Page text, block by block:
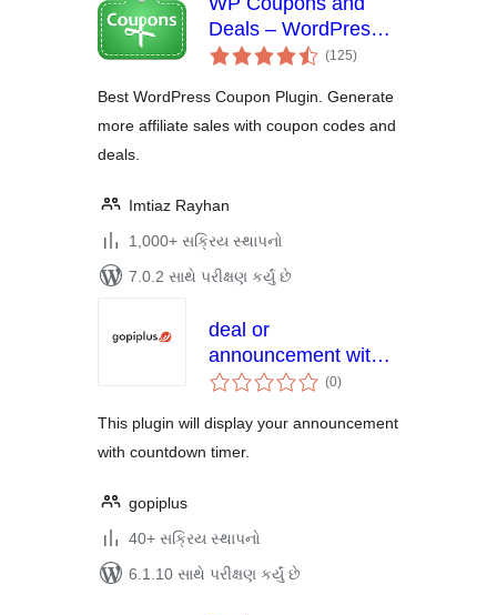
Deals – WordPress
Coupon Plugin(125કુલ
રેટિંગ્સ
)
Best WordPress Coupon Plugin. Generate
more affiliate sales with coupon codes and
deals.
Imtiaz Rayhan
1,000+ સક્રિય સ્થાપનો
7.0.2 સાથે પરીક્ષણ કર્યું છે
deal or
announcement with
countdown timer
(0કુલ
રેટિંગ્સ
)
This plugin will display your announcement
with countdown timer.
gopiplus
40+ સક્રિય સ્થાપનો
6.1.10 સાથે પરીક્ષણ કર્યું છે